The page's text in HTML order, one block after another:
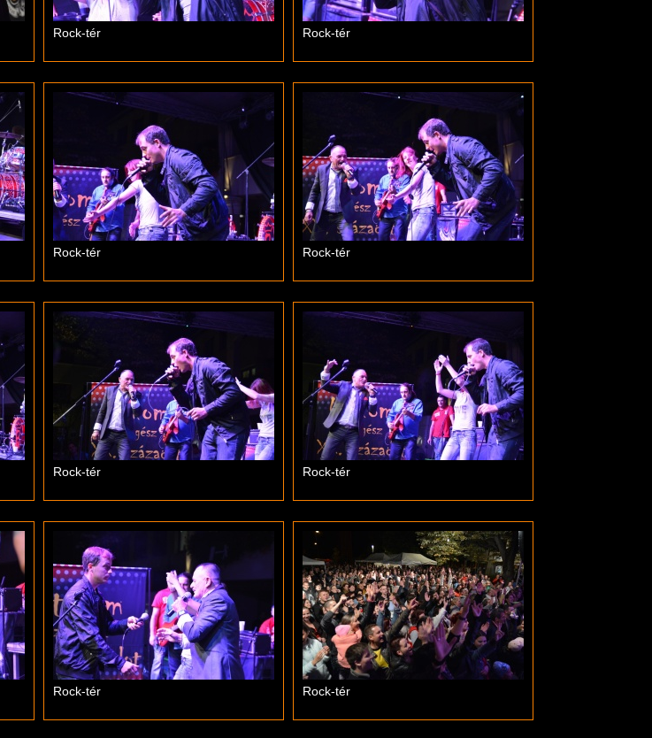
Rock-tér Rock-tér
Rock-tér Rock-tér
Rock-tér Rock-tér
Rock-tér Rock-tér